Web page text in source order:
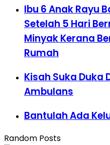
Ibu 6 Anak Rayu
Setelah 5 Hari
Minyak Kerana
Rumah
Kisah Suka Duka
Ambulans
Bantulah Ada
Random Posts